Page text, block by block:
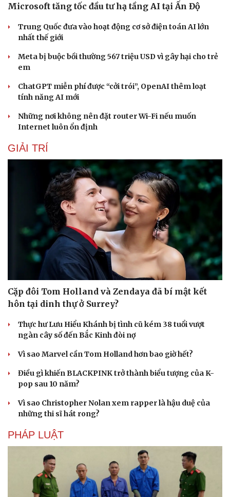
Du lịch
Tư vấn
check-in
Podcast
Kể chuyện cho bé
Hạt giống tâm hồn
Microsoft tăng tốc đầu tư hạ tầng AI tại Ấn Độ
Trung Quốc đưa vào hoạt động cơ sở điện toán AI lớn
nhất thế giới
Meta bị buộc bồi thường 567 triệu USD vì gây hại cho trẻ
em
ChatGPT miễn phí được “cởi trói”, OpenAI thêm loạt
tính năng AI mới
Những nơi không nên đặt router Wi-Fi nếu muốn
Internet luôn ổn định
GIẢI TRÍ
Cặp đôi Tom Holland và Zendaya đã bí mật kết
hôn tại dinh thự ở Surrey?
Thực hư Lưu Hiểu Khánh bị tình cũ kém 38 tuổi vượt
ngàn cây số đến Bắc Kinh đòi nợ
Vì sao Marvel cần Tom Holland hơn bao giờ hết?
Điều gì khiến BLACKPINK trở thành biểu tượng của K-
pop sau 10 năm?
Vì sao Christopher Nolan xem rapper là hậu duệ của
những thi sĩ hát rong?
PHÁP LUẬT